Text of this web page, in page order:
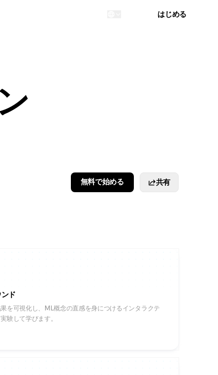
はじめる
無料で始める 共有
ド
を可視化し、ML概念の直感を身につけるインタラクテ
験して学びます。